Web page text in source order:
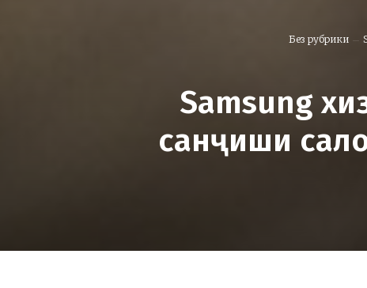
Без рубрики
Samsung
санҷиши